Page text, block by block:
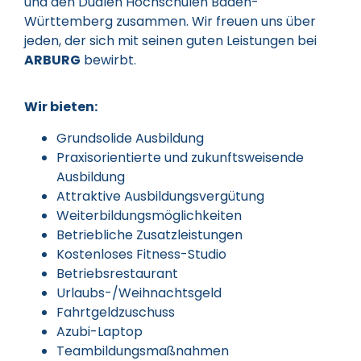
Württemberg zusammen. Wir freuen uns über
jeden, der sich mit seinen guten Leistungen bei
ARBURG bewirbt.
Wir bieten:
Grundsolide Ausbildung
Praxisorientierte und zukunftsweisende
Ausbildung
Attraktive Ausbildungsvergütung
Weiterbildungsmöglichkeiten
Betriebliche Zusatzleistungen
Kostenloses Fitness-Studio
Betriebsrestaurant
Urlaubs-/Weihnachtsgeld
Fahrtgeldzuschuss
Azubi-Laptop
Teambildungsmaßnahmen